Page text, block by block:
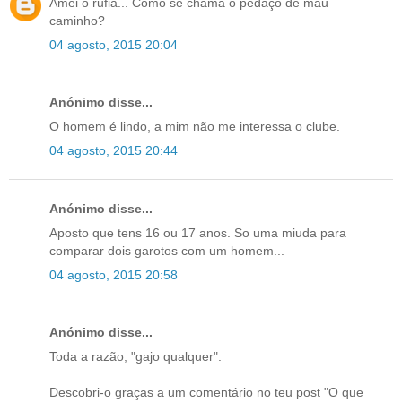
caminho?
04 agosto, 2015 20:04
Anónimo disse...
O homem é lindo, a mim não me interessa o clube.
04 agosto, 2015 20:44
Anónimo disse...
Aposto que tens 16 ou 17 anos. So uma miuda para
comparar dois garotos com um homem...
04 agosto, 2015 20:58
Anónimo disse...
Toda a razão, "gajo qualquer".
Descobri-o graças a um comentário no teu post "O que